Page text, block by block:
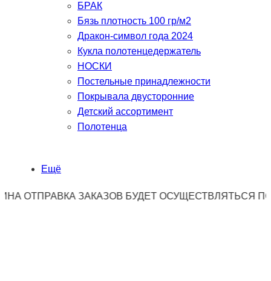
БРАК
Бязь плотность 100 гр/м2
Дракон-символ года 2024
Кукла полотенцедержатель
НОСКИ
Постельные принадлежности
Покрывала двусторонние
Детский ассортимент
Полотенца
Ещё
ЗАКАЗОВ БУДЕТ ОСУЩЕСТВЛЯТЬСЯ ПО